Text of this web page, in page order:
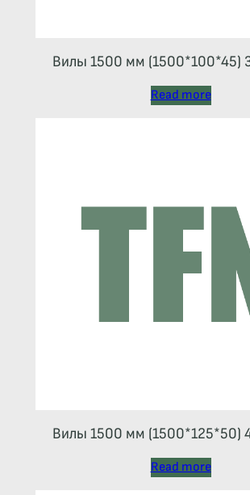
Вилы 1500 мм (1500*100*45)
Read more
Вилы 1500 мм (1500*125*50)
Read more